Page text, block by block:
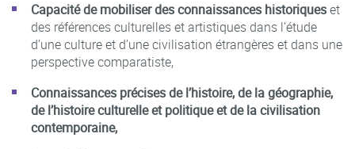
Capacité de mobiliser des connaissances historiqueset
des références culturelles et artistiques dans l’étude
d’une culture et d’une civilisation étrangères et dans une
perspective comparatiste,
Connaissances précises de l’histoire, de la géographie,
de l’histoire culturelle et politique et de la civilisation
contemporaine,